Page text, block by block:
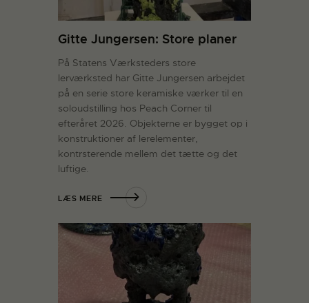
Gitte Jungersen: Store planer
På Statens Værksteders store
lerværksted har Gitte Jungersen arbejdet
på en serie store keramiske værker til en
soloudstilling hos Peach Corner til
efteråret 2026. Objekterne er bygget op i
konstruktioner af lerelementer,
kontrsterende mellem det tætte og det
luftige.
LÆS MERE